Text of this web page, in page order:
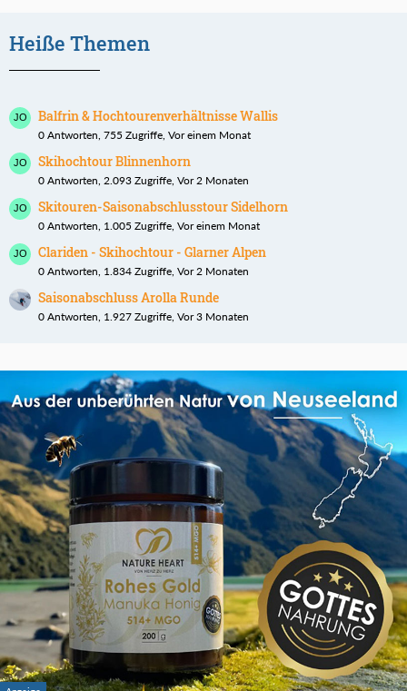
Heiße Themen
Balfrin & Hochtourenverhältnisse Wallis
0 Antworten, 755 Zugriffe, Vor einem Monat
Skihochtour Blinnenhorn
0 Antworten, 2.093 Zugriffe, Vor 2 Monaten
Skitouren-Saisonabschlusstour Sidelhorn
0 Antworten, 1.005 Zugriffe, Vor einem Monat
Clariden - Skihochtour - Glarner Alpen
0 Antworten, 1.834 Zugriffe, Vor 2 Monaten
Saisonabschluss Arolla Runde
0 Antworten, 1.927 Zugriffe, Vor 3 Monaten